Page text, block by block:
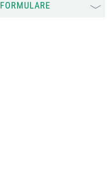
FORMULARE